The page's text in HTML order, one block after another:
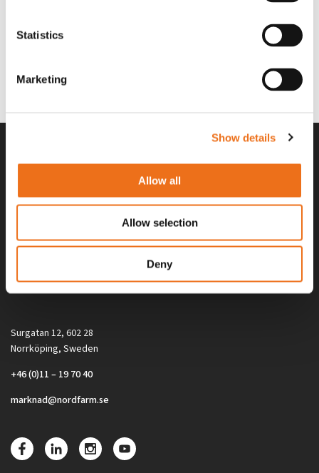
Statistics
Marketing
Show details
Allow all
Allow selection
Deny
Lägg till i varukorg
Rotor teeth 8t/6k 7.5Gr/8 R6/14 Rotor teeth 8t/6k 0Gr/8 R6/14
Alla priser på tillbehör och tillval gäller vid köp av ny maskin. Priserna
gäller inte vid köp av enskild produkt, till exempel
Surgatan 12, 602 28
Norrköping, Sweden
+46 (0)11 – 19 70 40
marknad@nordfarm.se